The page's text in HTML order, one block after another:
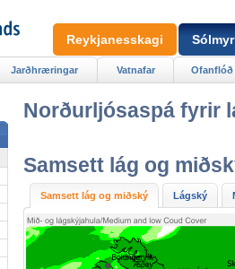
Norðurljósaspá fyrir
Samsett lág og
Samsett lág og miðský Lágský
Jarðhræringar Vatnafar Ofanflóð
Reykjanesskagi